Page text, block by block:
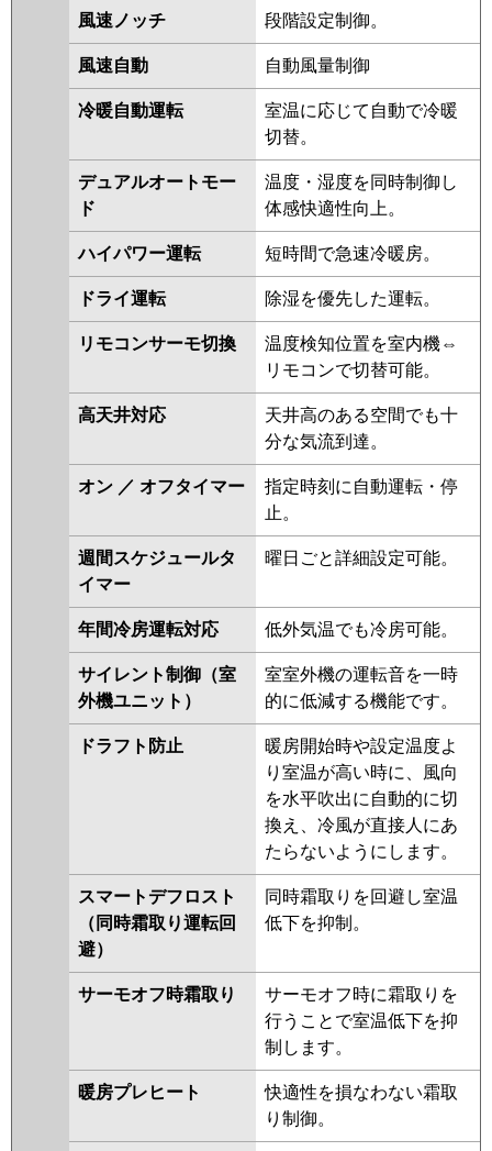
PLZ-ERMP45SLV PLZ-
ERMP45SLEV
RCID-GP45RSHJ9 RCID-
GP45RSHJ8 RCID-GP45RSHJ7
RCID-GP45RSHJ6
GP45RSHJ5 RCID-GP45RSHJ4
RCID-GP45RSHJ3 RCID-
GP45RSHJ2
三菱重工
FDTWV455HKA5SA-rak
FDTWV455HKA5SA
FDTWV455HK5SA-rak
FDTWV455HK5SA
FDTWV455HK5S-rak
FDTWV455HK5S
FDTWV455HK5S-rakuri-na
パナソニック
風速ノッチ 段階設定制御。
風速自動 自動風量制御
冷暖自動運転
室温に応じて自動で冷暖
切替。
デュアルオートモー
ド
温度・湿度を同時制御し
体感快適性向上。
ハイパワー運転 短時間で急速冷暖房。
ドライ運転 除湿を優先した運転。
リモコンサーモ切換
温度検知位置を室内機⇔
リモコンで切替可能。
高天井対応
天井高のある空間でも十
分な気流到達。
オン ／ オフタイマー
指定時刻に自動運転・停
止。
週間スケジュールタ
イマー
曜日ごと詳細設定可能。
年間冷房運転対応 低外気温でも冷房可能。
サイレント制御（室
外機ユニット）
室室外機の運転音を一時
的に低減する機能です。
ドラフト防止
暖房開始時や設定温度よ
り室温が高い時に、風向
を水平吹出に自動的に切
換え、冷風が直接人にあ
たらないようにします。
スマートデフロスト
（同時霜取り運転回
避）
同時霜取りを回避し室温
低下を抑制。
サーモオフ時霜取り
サーモオフ時に霜取りを
行うことで室温低下を抑
制します。
暖房プレヒート
快適性を損なわない霜取
り制御。